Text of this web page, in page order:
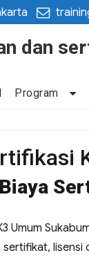
dan
Program
Umum
lisensi